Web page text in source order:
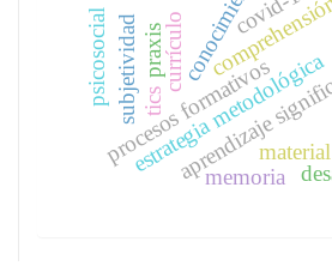
conocimiento
currículo
procesos formativos
estrategia metodológica
aprendizaje
praxis
subjetividad
psicosocial tics
memoria